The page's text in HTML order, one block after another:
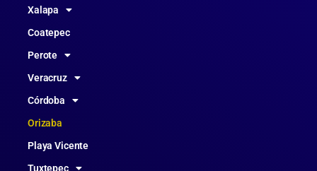
Xalapa
Coatepec
Perote
Veracruz
Córdoba
Orizaba
Playa Vicente
Tuxtepec